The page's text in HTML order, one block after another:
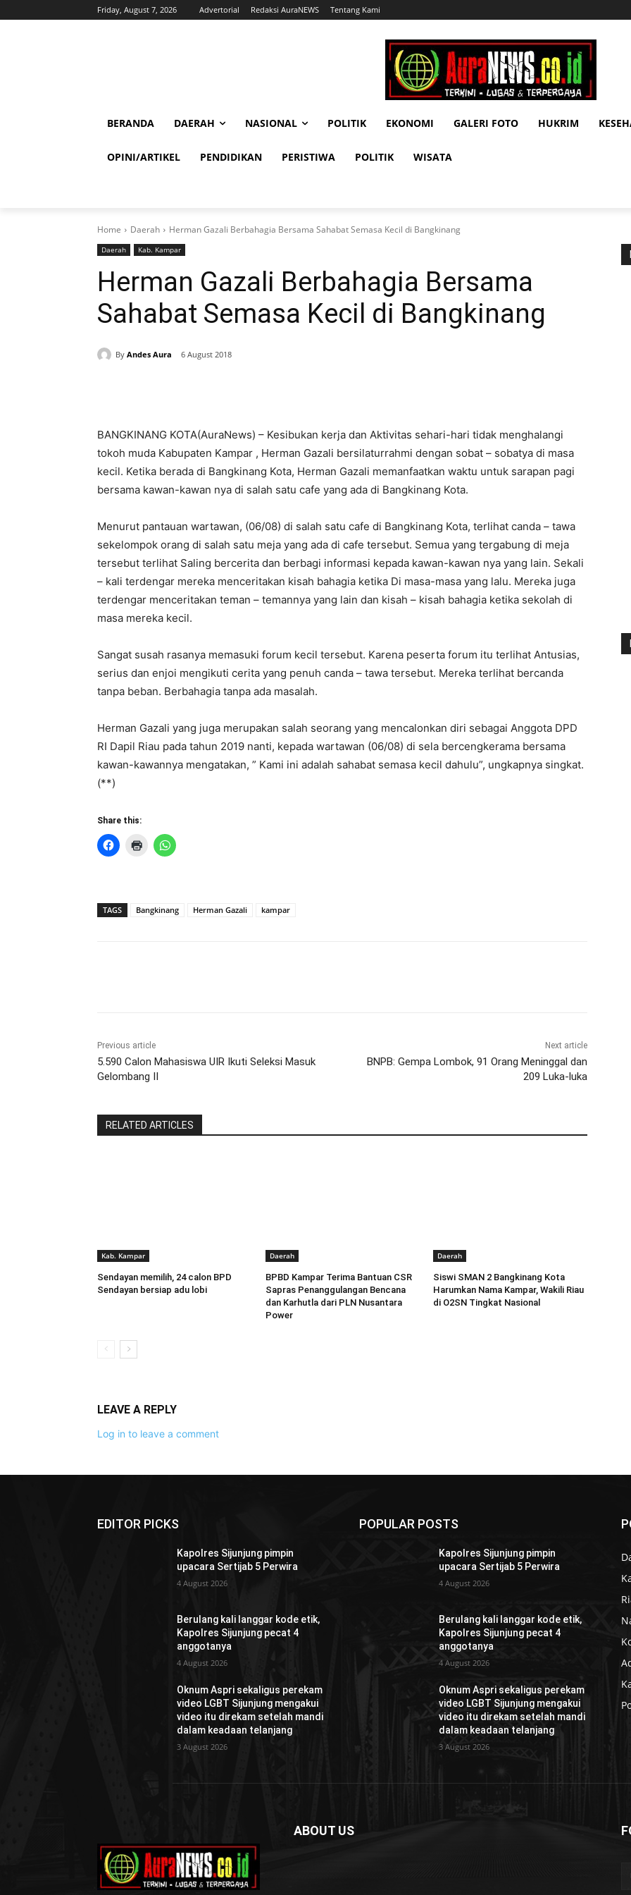
Friday, August 7, 2026 Advertorial Redaksi AuraNEWS Tentang Kami
BERANDA DAERAH NASIONAL POLITIK EKONOMI GALERI FOTO HUKRIM
OPINI/ARTIKEL PENDIDIKAN PERISTIWA POLITIK WISATA
Home Daerah Herman Gazali Berbahagia Bersama Sahabat Semasa Kecil di Bangkinang
Daerah Kab. Kampar
Herman Gazali Berbahagia Bersama
Sahabat Semasa Kecil di Bangkinang
By Andes Aura 6 August 2018
BANGKINANG KOTA(AuraNews) – Kesibukan kerja dan Aktivitas sehari-hari tidak menghalangi
tokoh muda Kabupaten Kampar , Herman Gazali bersilaturrahmi dengan sobat – sobatya di masa
kecil. Ketika berada di Bangkinang Kota, Herman Gazali memanfaatkan waktu untuk sarapan pagi
bersama kawan-kawan nya di salah satu cafe yang ada di Bangkinang Kota.
Menurut pantauan wartawan, (06/08) di salah satu cafe di Bangkinang Kota, terlihat canda – tawa
sekelompok orang di salah satu meja yang ada di cafe tersebut. Semua yang tergabung di meja
tersebut terlihat Saling bercerita dan berbagi informasi kepada kawan-kawan nya yang lain. Sekali
– kali terdengar mereka menceritakan kisah bahagia ketika Di masa-masa yang lalu. Mereka juga
terdengar menceritakan teman – temannya yang lain dan kisah – kisah bahagia ketika sekolah di
masa mereka kecil.
Sangat susah rasanya memasuki forum kecil tersebut. Karena peserta forum itu terlihat Antusias,
serius dan enjoi mengikuti cerita yang penuh canda – tawa tersebut. Mereka terlihat bercanda
tanpa beban. Berbahagia tanpa ada masalah.
Herman Gazali yang juga merupakan salah seorang yang mencalonkan diri sebagai Anggota DPD
RI Dapil Riau pada tahun 2019 nanti, kepada wartawan (06/08) di sela bercengkerama bersama
kawan-kawannya mengatakan, ” Kami ini adalah sahabat semasa kecil dahulu”, ungkapnya singkat.
(**)
Share this:
TAGS Bangkinang Herman Gazali kampar
Previous article
5.590 Calon Mahasiswa UIR Ikuti Seleksi Masuk
Gelombang II
Next article
BNPB: Gempa Lombok, 91 Orang Meninggal dan
209 Luka-luka
RELATED ARTICLES
Kab. Kampar
Sendayan memilih, 24 calon BPD
Sendayan bersiap adu lobi
Daerah
BPBD Kampar Terima Bantuan CSR
Sapras Penanggulangan Bencana
dan Karhutla dari PLN Nusantara
Power
Daerah
Siswi SMAN 2 Bangkinang Kota
Harumkan Nama Kampar, Wakili Riau
di O2SN Tingkat Nasional
LEAVE A REPLY
Log in to leave a comment
EDITOR PICKS
Kapolres Sijunjung pimpin
upacara Sertijab 5 Perwira
4 August 2026
Berulang kali langgar kode etik,
Kapolres Sijunjung pecat 4
anggotanya
4 August 2026
Oknum Aspri sekaligus perekam
video LGBT Sijunjung mengakui
video itu direkam setelah mandi
dalam keadaan telanjang
3 August 2026
POPULAR POSTS
Kapolres Sijunjung pimpin
upacara Sertijab 5 Perwira
4 August 2026
Berulang kali langgar kode etik,
Kapolres Sijunjung pecat 4
anggotanya
4 August 2026
Oknum Aspri sekaligus perekam
video LGBT Sijunjung mengakui
video itu direkam setelah mandi
dalam keadaan telanjang
3 August 2026
ABOUT US